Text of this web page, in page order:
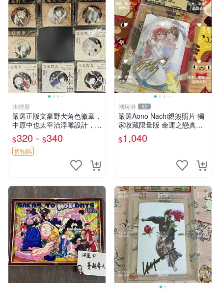
水狸屋
嚴選正版文豪野犬角色徽章，
中原中也太宰治浮雕設計，5
8mm馬口鐵質吧唧徽章，有
原袋可對光確認。國谷正品保
障，適合收藏。 中原中也 浮
$320 - $340
折扣碼
潮玩港 52
嚴選Aono Nachi親簽照片 獨
家收藏限量版 命運之戀真跡
簽名 命運之戀 親簽照 愛的告
白
$1,040